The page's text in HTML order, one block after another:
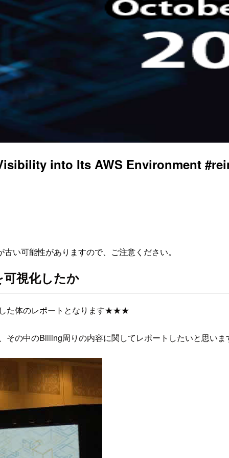
into Its AWS Environment
い可能性がありますので、ご注意ください。
視化したか
た体のレポートとなります★★★
の中のBilling周りの内容に関してレポートしたいと思いま